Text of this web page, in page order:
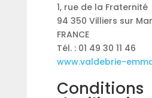
1, rue de la Fraternité
94 350 Villiers sur
FRANCE
Tél. : 01 49 30 11 46
www.valdebrie-
Conditions